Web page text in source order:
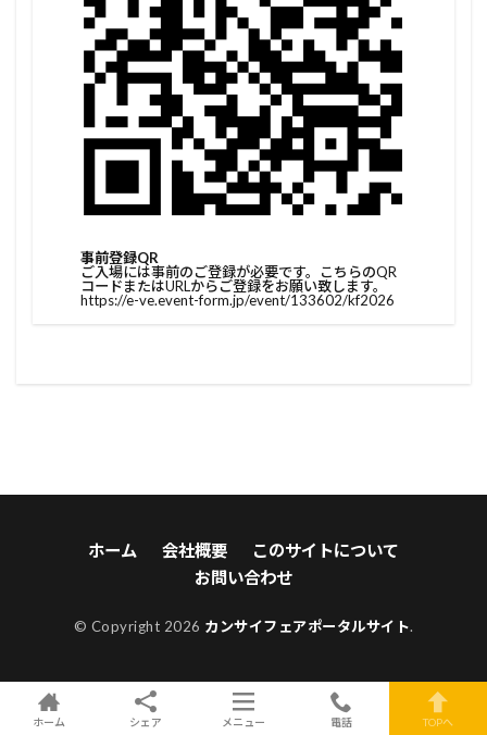
事前登録QR
ご入場には事前のご登録が必要です。こちらのQR
コードまたはURLからご登録をお願い致します。
https://e-ve.event-form.jp/event/133602/kf2026
ホーム 会社概要
このサイトについて
お問い合わせ
© Copyright 2026 カンサイフェアポータルサイト.
ホーム シェア メニュー 電話 TOPへ